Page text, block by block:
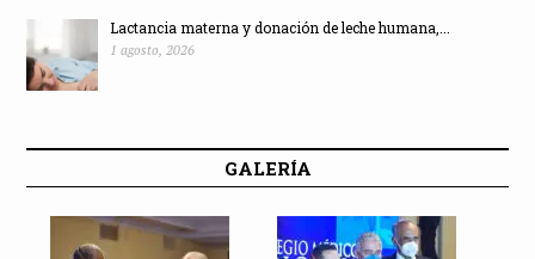
Lactancia materna y donación de leche humana,...
1 agosto, 2026
GALERÍA